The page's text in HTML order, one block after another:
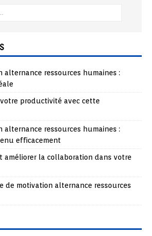
alternance ressources humaines :
productivité avec cette
alternance ressources humaines :
efficacement
améliorer la collaboration dans votre
de motivation alternance ressources